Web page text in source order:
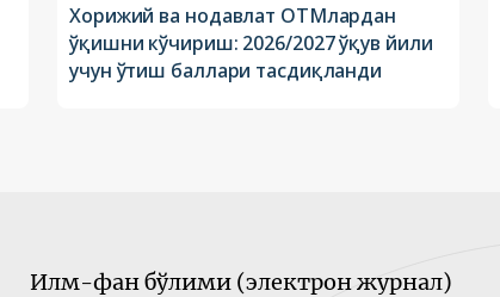
Хорижий ва нодавлат ОТМлардан
ўқишни кўчириш: 2026/2027 ўқув йили
учун ўтиш баллари тасдиқланди
Илм-фан бўлими (электрон журнал)